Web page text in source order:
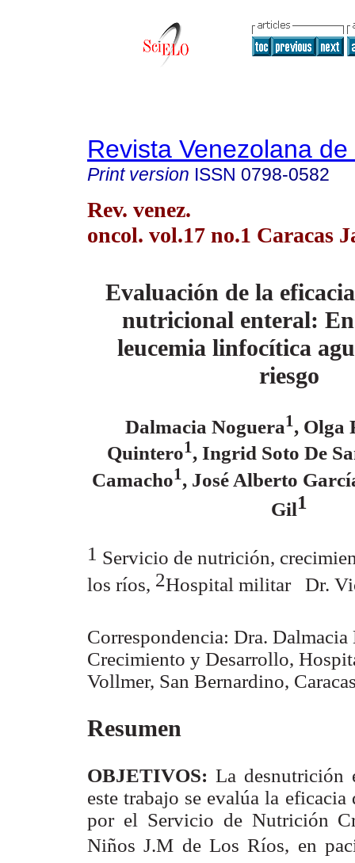
Revista Venezolana
Print version ISSN 0798-0582
Rev. venez.
oncol. vol.17 no.1 Caracas
Evaluación de la
nutricional enteral:
leucemia linfocítica
riesgo
Dalmacia Noguera1 , Olga
Quintero1 , Ingrid Soto De
Camacho1 , José Alberto
Gil1
1 Servicio de nutrición,
los ríos, 2Hospital militar Dr.
Correspondencia: Dra.
Crecimiento y Desarrollo,
Vollmer, San Bernardino,
Resumen
OBJETIVOS: La desnutrición
este trabajo se evalúa la
por el Servicio de Nutrición
Niños J.M de Los Ríos, en